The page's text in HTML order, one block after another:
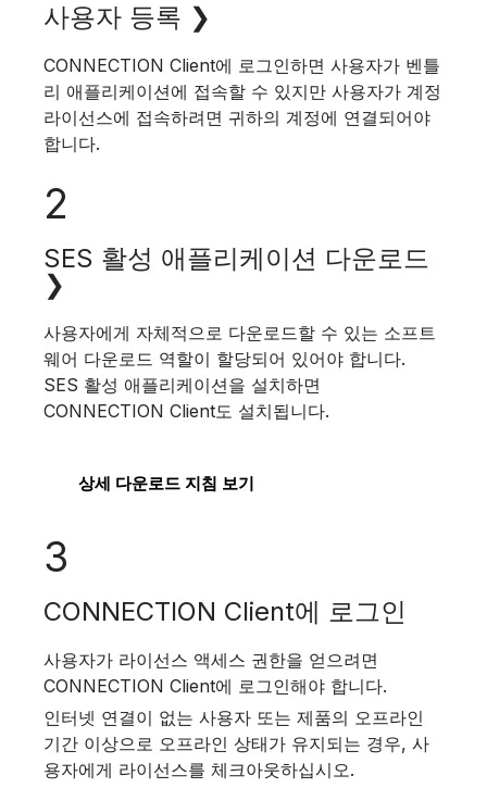
사용자 등록 ❯
CONNECTION Client에 로그인하면 사용자가 벤틀
리 애플리케이션에 접속할 수 있지만 사용자가 계정
라이선스에 접속하려면 귀하의 계정에 연결되어야
합니다.
2
SES 활성 애플리케이션 다운로드
❯
사용자에게 자체적으로 다운로드할 수 있는 소프트
웨어 다운로드 역할이 할당되어 있어야 합니다.
SES 활성 애플리케이션을 설치하면
CONNECTION Client도 설치됩니다.
상세 다운로드 지침 보기
3
CONNECTION Client에 로그인
사용자가 라이선스 액세스 권한을 얻으려면
CONNECTION Client에 로그인해야 합니다.
인터넷 연결이 없는 사용자 또는 제품의 오프라인
기간 이상으로 오프라인 상태가 유지되는 경우, 사
용자에게 라이선스를 체크아웃하십시오.